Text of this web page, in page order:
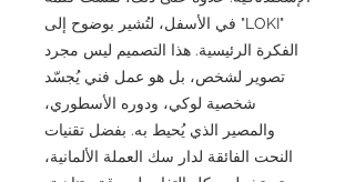
"LOKI" في الأسفل، لتُشير بوضوح إلى
الفكرة الرئيسية. هذا التصميم ليس مجرد
تصوير لشخص، بل هو عمل فني يُجسّد
شخصية لوكي، ودوره الأسطوري،
والمصير الذي يُحيط به. بفضل تقنيات
النحت الفائقة لدار سك العملة الألمانية،